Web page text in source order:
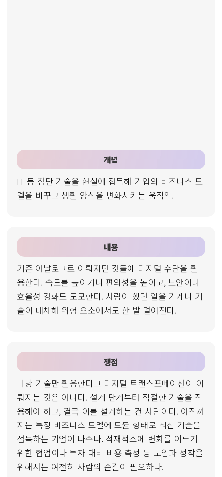
개념
IT 등 첨단 기술을 현실에 접목해 기업의 비즈니스 모
델을 바꾸고 생활 양식을 변화시키는 움직임.
내용
기존 아날로그로 이뤄지던 것들에 디지털 수단을 활
용한다. 속도를 높이거나 편의성을 높이고, 보안이나
효율성 강화도 도모한다. 사람이 했던 일을 기계나 기
술이 대체해 위험 요소에서도 한 발 멀어진다.
쟁점
마냥 기술만 활용한다고 디지털 트랜스포메이션이 이
뤄지는 것은 아니다. 설계 단계부터 적절한 기술을 적
용해야 하고, 결국 이를 설계하는 건 사람이다. 아직까
지는 특정 비즈니스 모델에 모듈 형태로 최신 기술을
접목하는 기업이 다수다. 적재적소에 변화를 이루기
위한 협업이나 투자 대비 비용 측정 등 도입과 정착을
위해서는 여전히 사람의 손길이 필요하다.